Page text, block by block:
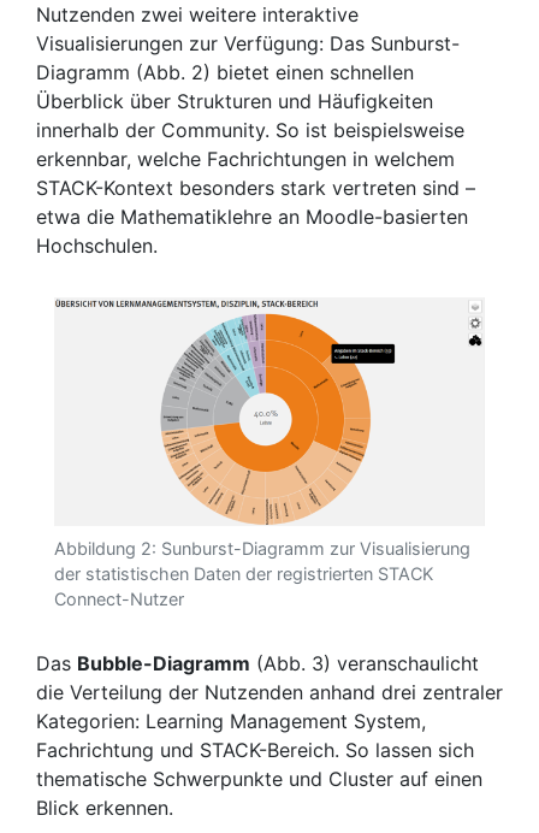
Nutzenden zwei weitere interaktive
Visualisierungen zur Verfügung: Das Sunburst-
Diagramm (Abb. 2) bietet einen schnellen
Überblick über Strukturen und Häufigkeiten
innerhalb der Community. So ist beispielsweise
erkennbar, welche Fachrichtungen in welchem
STACK-Kontext besonders stark vertreten sind –
etwa die Mathematiklehre an Moodle-basierten
Hochschulen.
Abbildung 2: Sunburst-Diagramm zur Visualisierung
der statistischen Daten der registrierten STACK
Connect-Nutzer
Das Bubble-Diagramm (Abb. 3) veranschaulicht
die Verteilung der Nutzenden anhand drei zentraler
Kategorien: Learning Management System,
Fachrichtung und STACK-Bereich. So lassen sich
thematische Schwerpunkte und Cluster auf einen
Blick erkennen.